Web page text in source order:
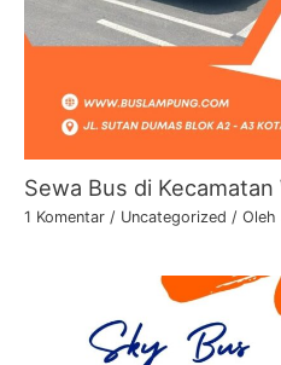
Sewa Bus di Kecamatan
1 Komentar / Uncategorized / Oleh